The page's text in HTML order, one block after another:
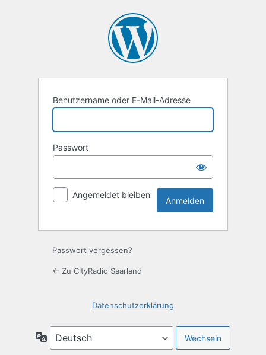
Benutzername oder E-Mail-Adresse
Passwort
Angemeldet bleiben
Passwort vergessen?
← Zu CityRadio Saarland
Datenschutzerklärung
Sprache